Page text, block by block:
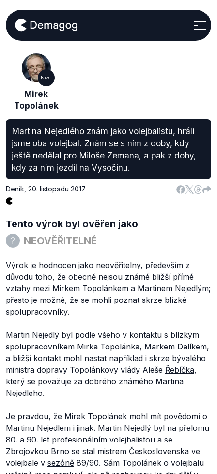
Nez.
Mirek
Topolánek
Martina Nejedlého znám jako volejbalistu, hráli
jsme oba volejbal. Znám se s ním z doby, kdy
ještě nedělal pro Miloše Zemana, a pak z doby,
kdy za ním jezdil na Vysočinu.
Deník 20. listopadu 2017
Tento výrok byl ověřen jako
NEOVĚŘITELNÉ
Výrok je hodnocen jako neověřitelný, především z
důvodu toho, že obecně nejsou známé bližší přímé
vztahy mezi Mirkem Topolánkem a Martinem Nejedlým;
přesto je možné, že se mohli poznat skrze blízké
spolupracovníky.
Martin Nejedlý byl podle všeho v kontaktu s blízkým
spolupracovníkem Mirka Topolánka, Markem Dalíkem,
a bližší kontakt mohl nastat například i skrze bývalého
ministra dopravy Topolánkovy vlády Aleše Řebíčka,
který se považuje za dobrého známého Martina
Nejedlého.
Je pravdou, že Mirek Topolánek mohl mít povědomí o
Martinu Nejedlém i jinak. Martin Nejedlý byl na přelomu
80. a 90. let profesionálním volejbalistou a se
Zbrojovkou Brno se stal mistrem Československa ve
volejbale v sezóně 89/90. Sám Topolánek o volejbalu